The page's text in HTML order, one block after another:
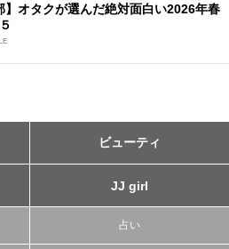
】オタクが選んだ絶対面白い2026年春
ビューティ
JJ girl
占い